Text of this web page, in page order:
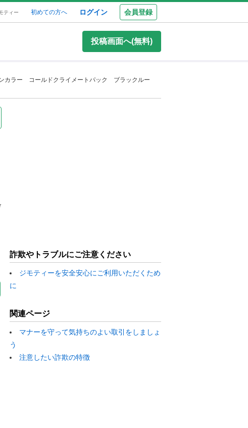
ティー 初めての方へ ログイン 会員登録
投稿画面へ(無料)
ラー コールドクライメートパック ブラックルー
詐欺やトラブルにご注意ください
ジモティーを安全安心にご利用いただくため
に
関連ページ
マナーを守って気持ちのよい取引をしましょ
う
注意したい詐欺の特徴